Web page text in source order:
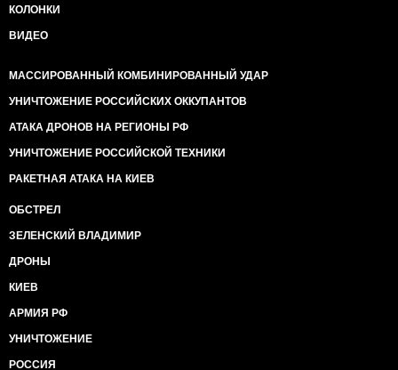
КОЛОНКИ
ВИДЕО
МАССИРОВАННЫЙ КОМБИНИРОВАННЫЙ УДАР
УНИЧТОЖЕНИЕ РОССИЙСКИХ ОККУПАНТОВ
АТАКА ДРОНОВ НА РЕГИОНЫ РФ
УНИЧТОЖЕНИЕ РОССИЙСКОЙ ТЕХНИКИ
РАКЕТНАЯ АТАКА НА КИЕВ
ОБСТРЕЛ
ЗЕЛЕНСКИЙ ВЛАДИМИР
ДРОНЫ
КИЕВ
АРМИЯ РФ
УНИЧТОЖЕНИЕ
РОССИЯ